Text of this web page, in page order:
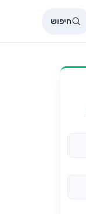
חיפוש